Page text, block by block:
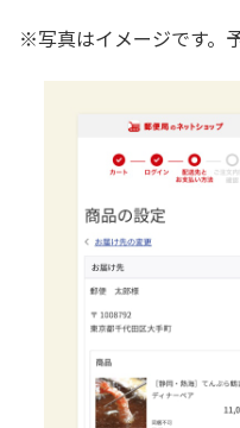
※写真はイメージです。